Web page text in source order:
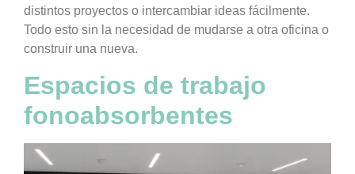
distintos proyectos o intercambiar ideas fácilmente.
Todo esto sin la necesidad de mudarse a otra oficina o
construir una nueva.
Espacios de trabajo
fonoabsorbentes